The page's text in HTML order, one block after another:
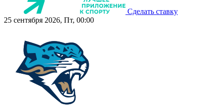
Сделать ставку
25 сентября 2026, Пт, 00:00